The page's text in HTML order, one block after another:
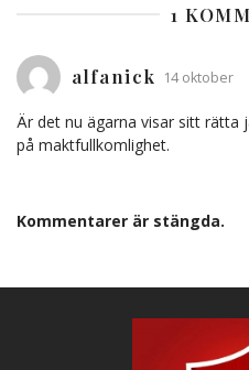
1
alfanick 14 oktober
Är det nu ägarna visar sitt rätta
på maktfullkomlighet.
Kommentarer är stängda.